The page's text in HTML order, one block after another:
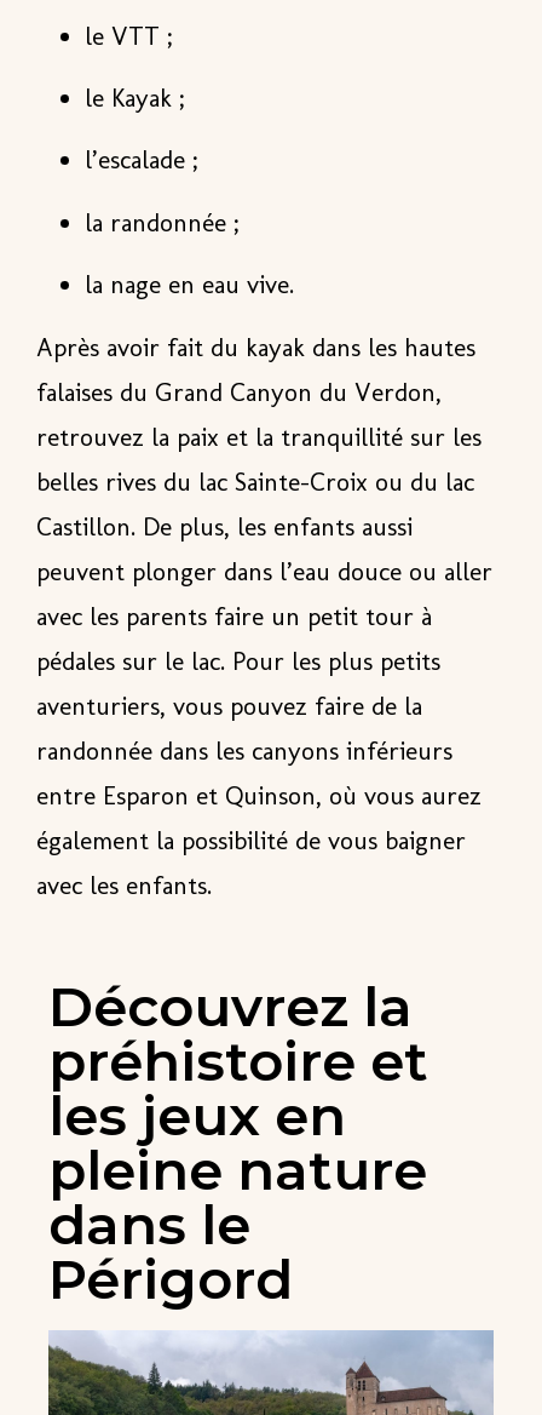
le VTT ;
le Kayak ;
l’escalade ;
la randonnée ;
la nage en eau vive.
Après avoir fait du kayak dans les hautes
falaises du Grand Canyon du Verdon,
retrouvez la paix et la tranquillité sur les
belles rives du lac Sainte-Croix ou du lac
Castillon. De plus, les enfants aussi
peuvent plonger dans l’eau douce ou aller
avec les parents faire un petit tour à
pédales sur le lac. Pour les plus petits
aventuriers, vous pouvez faire de la
randonnée dans les canyons inférieurs
entre Esparon et Quinson, où vous aurez
également la possibilité de vous baigner
avec les enfants.
Découvrez la
préhistoire et
les jeux en
pleine nature
dans le
Périgord